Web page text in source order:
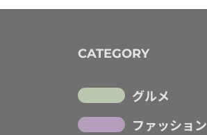
CATEGORY
グルメ
ファッション